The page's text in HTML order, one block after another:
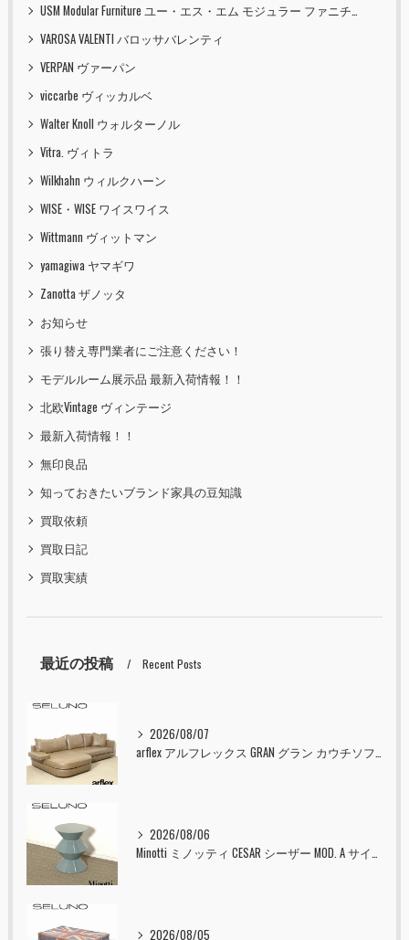
USM Modular Furniture ユー・エス・エム モジュラー ファニチャー
VAROSA VALENTI バロッサバレンティ
VERPAN ヴァーパン
viccarbe ヴィッカルベ
Walter Knoll ウォルターノル
Vitra. ヴィトラ
Wilkhahn ウィルクハーン
WISE・WISE ワイスワイス
Wittmann ヴィットマン
yamagiwa ヤマギワ
Zanotta ザノッタ
お知らせ
張り替え専門業者にご注意ください！
モデルルーム展示品 最新入荷情報！！
北欧Vintage ヴィンテージ
最新入荷情報！！
無印良品
知っておきたいブランド家具の豆知識
買取依頼
買取日記
買取実績
最近の投稿 Recent Posts
2026/08/07
2026/08/06
2026/08/05